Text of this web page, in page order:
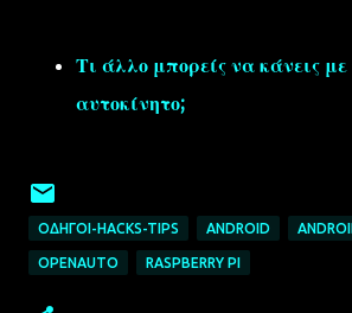
Τι άλλο μπορείς να κάνεις
αυτοκίνητο;
ΟΔΗΓΟΊ-HACKS-TIPS ANDROID
OPENAUTO RASPBERRY PI